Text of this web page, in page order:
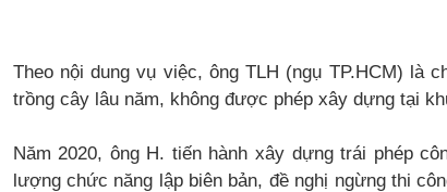
Theo nội dung vụ việc, ông TLH (ngụ TP.HCM) là
trồng cây lâu năm, không được phép xây dựng tại
Năm 2020, ông H. tiến hành xây dựng trái phép
lượng chức năng lập biên bản, đề nghị ngừng thi